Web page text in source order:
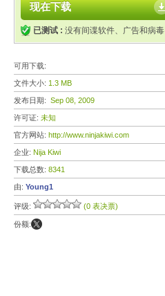
现在下载
已测试 : 没有间谍软件、广告和病毒
可用下载:
文件大小: 1.3 MB
发布日期: Sep 08, 2009
许可证: 未知
官方网站: http://www.ninjakiwi.com
企业: Nija Kiwi
下载总数: 8341
由: Young1
评级: (0 表决票)
份额: